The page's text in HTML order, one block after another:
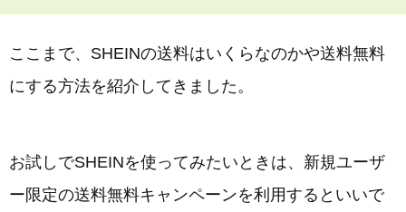
ここまで、SHEINの送料はいくらなのかや送料無料
にする方法を紹介してきました。
お試しでSHEINを使ってみたいときは、新規ユーザ
ー限定の送料無料キャンペーンを利用するといいで